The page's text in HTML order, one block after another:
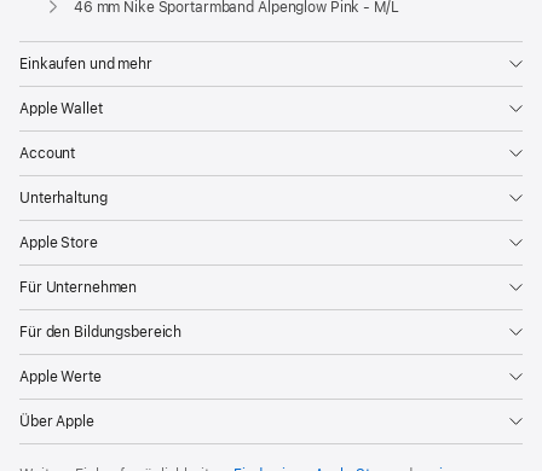
46 mm Nike Sportarmband Alpenglow Pink - M/L
Einkaufen und mehr
Apple Wallet
Account
Unterhaltung
Apple Store
Für Unternehmen
Für den Bildungsbereich
Apple Werte
Über Apple